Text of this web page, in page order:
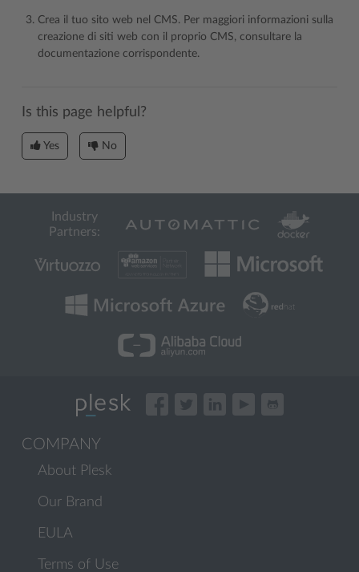
Crea il tuo sito web nel CMS. Per maggiori informazioni sulla
creazione di siti web con il proprio CMS, consultare la
documentazione corrispondente.
Is this page helpful?
Yes No
Industry
Partners:
COMPANY
About Plesk
Our Brand
EULA
Terms of Use